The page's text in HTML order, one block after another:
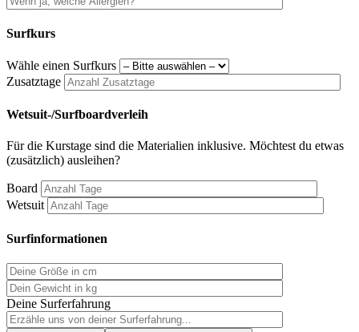
Surfkurs
Wähle einen Surfkurs
Zusatztage
Wetsuit-/Surfboardverleih
Für die Kurstage sind die Materialien inklusive. Möchtest du etwas
(zusätzlich) ausleihen?
Board
Wetsuit
Surfinformationen
Deine Surferfahrung